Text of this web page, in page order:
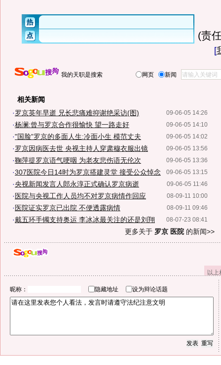
(责
[
我的天职是搜索 网页 新闻
相关新闻
09-06-05 14:26
·罗京英年早逝 兄长悲痛难抑谢绝采访(图)
09-06-05 14:10
·杨澜:曾与罗京合作很愉快 望一路走好
09-06-05 14:02
·"国脸"罗京的多面人生:冷面小生 模范丈夫
09-06-05 13:56
·罗京因病医去世 央视主持人穿肃穆衣服出镜
09-06-05 13:36
·鞠萍提罗京语气哽咽 为老友悲伤语无伦次
09-06-05 13:15
·307医院今日14时为罗京搭建灵堂 接受公众悼念
09-06-05 11:46
·央视新闻发言人郎永淳正式确认罗京病逝
08-09-11 10:00
· 医院与央视工作人员均不对罗京病情作回应
08-09-11 09:46
· 医院证实罗京已出院 不便透露病情
08-07-23 08:41
·戴五环手镯支持奥运 李冰冰最关注的还是刘翔
更多关于 罗京 医院的新闻>>
以
昵称： 隐藏地址 设为辩论话题